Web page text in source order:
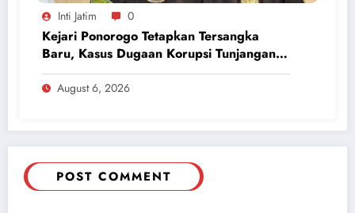
Inti Jatim 0
Kejari Ponorogo Tetapkan Tersangka
Baru, Kasus Dugaan Korupsi Tunjangan
Perumahan DPRD 2023-2026
August 6, 2026
POST COMMENT